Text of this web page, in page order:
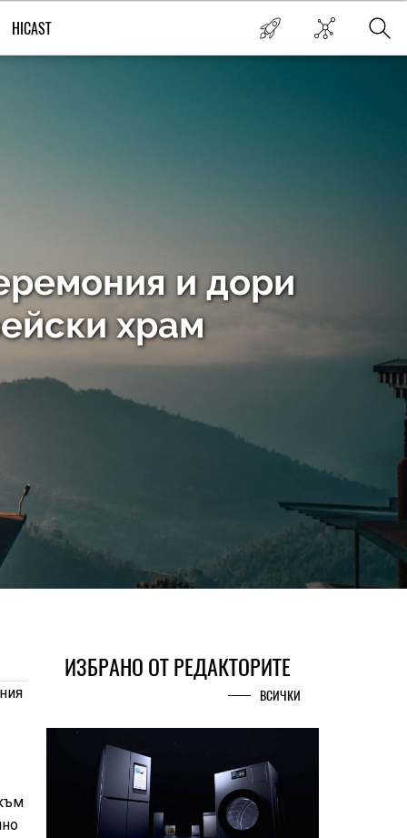
HICAST
и дори
храм
ИЗБРАНО ОТ РЕДАКТОРИТЕ
ВСИЧКИ